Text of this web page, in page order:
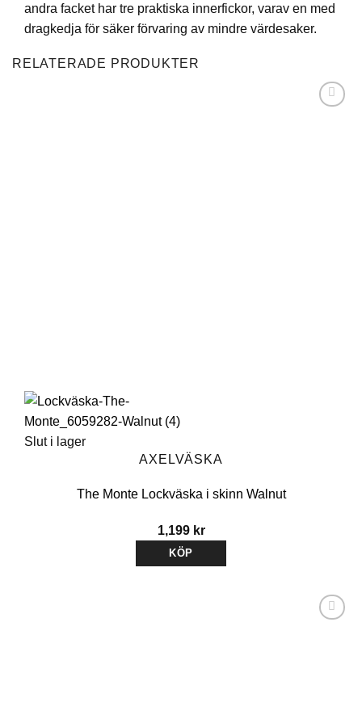
andra facket har tre praktiska innerfickor, varav en med
dragkedja för säker förvaring av mindre värdesaker.
RELATERADE PRODUKTER
Slut i lager
AXELVÄSKA
The Monte Lockväska i skinn Walnut
1,199 kr
KÖP